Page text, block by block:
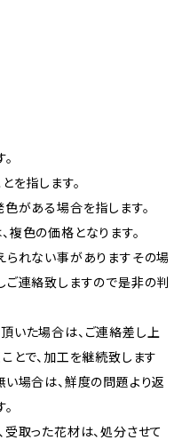
を指します。
がある場合を指します。
色の価格となります。
られない事がありますその場
ご連絡致しますので是非の判
いた場合は、ご連絡差し上
とで、加工を継続致します
場合は、鮮度の問題より返
取った花材は、処分させて